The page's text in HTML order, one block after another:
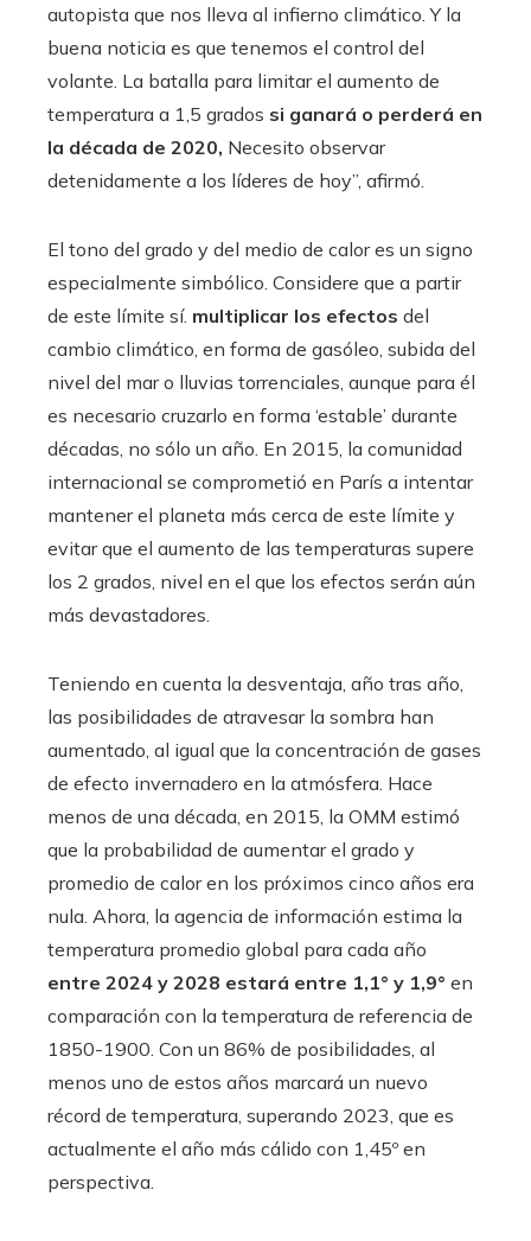
autopista que nos lleva al infierno climático. Y la
buena noticia es que tenemos el control del
volante. La batalla para limitar el aumento de
temperatura a 1,5 grados si ganará o perderá en
la década de 2020, Necesito observar
detenidamente a los líderes de hoy”, afirmó.
El tono del grado y del medio de calor es un signo
especialmente simbólico. Considere que a partir
de este límite sí. multiplicar los efectos del
cambio climático, en forma de gasóleo, subida del
nivel del mar o lluvias torrenciales, aunque para él
es necesario cruzarlo en forma ‘estable’ durante
décadas, no sólo un año. En 2015, la comunidad
internacional se comprometió en París a intentar
mantener el planeta más cerca de este límite y
evitar que el aumento de las temperaturas supere
los 2 grados, nivel en el que los efectos serán aún
más devastadores.
Teniendo en cuenta la desventaja, año tras año,
las posibilidades de atravesar la sombra han
aumentado, al igual que la concentración de gases
de efecto invernadero en la atmósfera. Hace
menos de una década, en 2015, la OMM estimó
que la probabilidad de aumentar el grado y
promedio de calor en los próximos cinco años era
nula. Ahora, la agencia de información estima la
temperatura promedio global para cada año
entre 2024 y 2028 estará entre 1,1° y 1,9° en
comparación con la temperatura de referencia de
1850-1900. Con un 86% de posibilidades, al
menos uno de estos años marcará un nuevo
récord de temperatura, superando 2023, que es
actualmente el año más cálido con 1,45º en
perspectiva.